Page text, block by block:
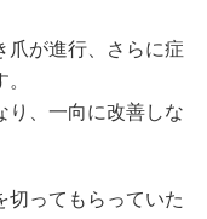
爪が進行、さらに症
り、一向に改善しな
切ってもらっていた